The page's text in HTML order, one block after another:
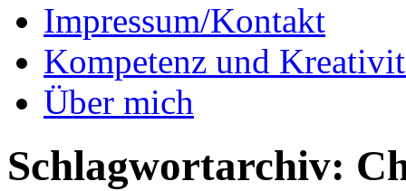
Impressum/Kontakt
Kompetenz und
Über mich
Schlagwortarchiv: